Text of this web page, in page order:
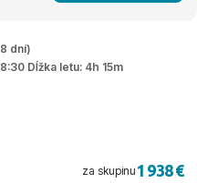
dní)
Dĺžka letu: 4h 15m
za skupinu1 938 €